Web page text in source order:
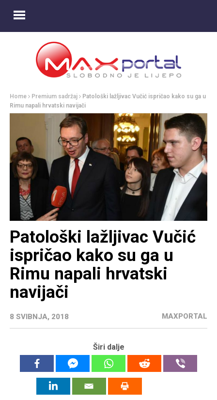
Home Premium sadržaj
Patološki lažljivac Vučić ispričao kako su ga u
Rimu napali hrvatski navijači
Patološki lažljivac Vučić
ispričao kako su ga u
Rimu napali hrvatski
navijači
8 SVIBNJA, 2018 MAXPORTAL
Širi dalje